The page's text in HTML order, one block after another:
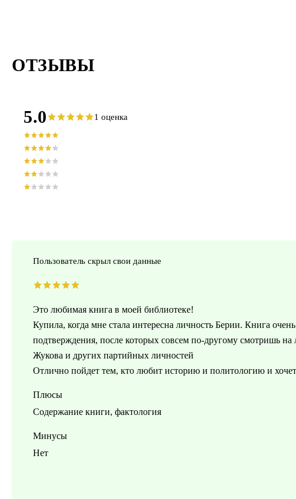
ОТЗЫВЫ
5.0 1 оценка
Пользователь скрыл свои данные
Это любимая книга в моей библиотеке!
Купила, когда мне стала интересна личность Берии. Книга
подтверждения, после которых совсем по-другому смотришь
Жукова и других партийных личностей
Отлично пойдет тем, кто любит историю и политологию и хочет
Плюсы
Содержание книги, фактология
Минусы
Нет